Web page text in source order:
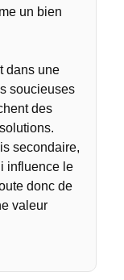
un bien
dans une
soucieuses
des
secondaire,
influence le
donc de
valeur